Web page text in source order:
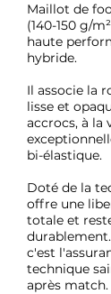
Maillot de
(140-150 g/
haute
hybride.
Il associe la
lisse et
accrocs, à la
bi-élastique.
Doté de la
offre une
totale et
c'est
technique
après match.